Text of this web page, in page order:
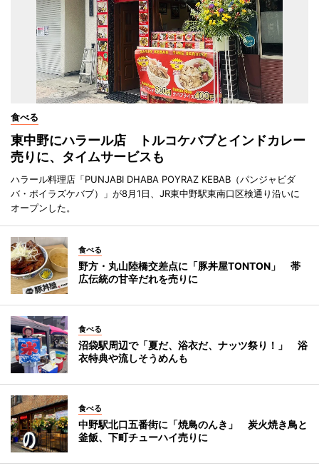
食べる
東中野にハラール店 トルコケバブとインドカレー
売りに、タイムサービスも
ハラール料理店「PUNJABI DHABA POYRAZ KEBAB（パンジャビダ
バ・ポイラズケバブ）」が8月1日、JR東中野駅東南口区検通り沿いに
オープンした。
食べる
野方・丸山陸橋交差点に「豚丼屋TONTON」 帯
広伝統の甘辛だれを売りに
食べる
沼袋駅周辺で「夏だ、浴衣だ、ナッツ祭り！」 浴
衣特典や流しそうめんも
食べる
中野駅北口五番街に「焼鳥のんき」 炭火焼き鳥と
釜飯、下町チューハイ売りに